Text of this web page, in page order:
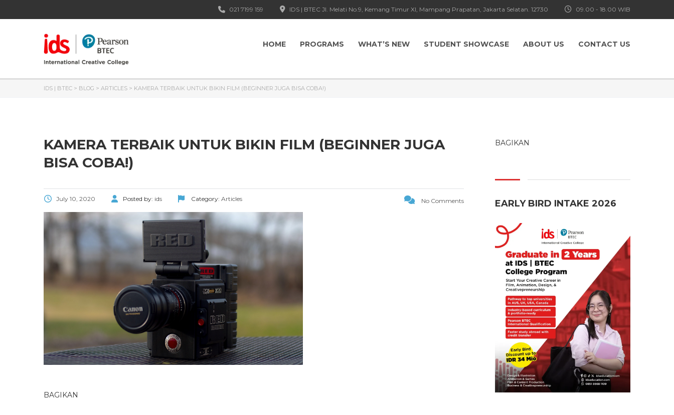
09.00 - 18.00 WIB
IDS | BTEC Jl. Melati No.9, Kemang Timur XI, Mampang Prapatan, Jakarta Selatan. 12730
021 7199 159
HOME PROGRAMS WHAT’S NEW STUDENT SHOWCASE ABOUT US CONTACT US
IDS | BTEC > BLOG > ARTICLES > KAMERA TERBAIK UNTUK BIKIN FILM (BEGINNER JUGA BISA COBA!)
KAMERA TERBAIK UNTUK BIKIN FILM (BEGINNER JUGA
BISA COBA!)
July 10, 2020 Posted by: ids Category: Articles No Comments
BAGIKAN
BAGIKAN
EARLY BIRD INTAKE 2026